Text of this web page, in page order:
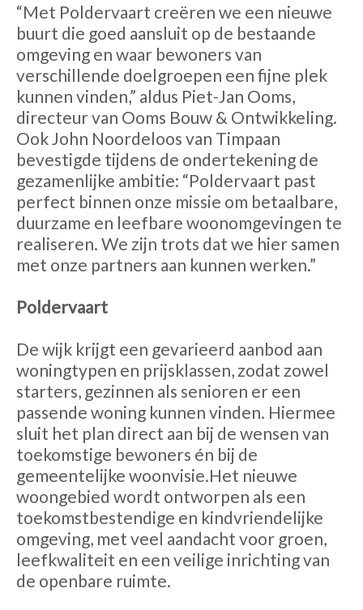
“Met Poldervaart creëren we een nieuwe
buurt die goed aansluit op de bestaande
omgeving en waar bewoners van
verschillende doelgroepen een fijne plek
kunnen vinden,” aldus Piet-Jan Ooms,
directeur van Ooms Bouw & Ontwikkeling.
Ook John Noordeloos van Timpaan
bevestigde tijdens de ondertekening de
gezamenlijke ambitie: “Poldervaart past
perfect binnen onze missie om betaalbare,
duurzame en leefbare woonomgevingen te
realiseren. We zijn trots dat we hier samen
met onze partners aan kunnen werken.”
Poldervaart
De wijk krijgt een gevarieerd aanbod aan
woningtypen en prijsklassen, zodat zowel
starters, gezinnen als senioren er een
passende woning kunnen vinden. Hiermee
sluit het plan direct aan bij de wensen van
toekomstige bewoners én bij de
gemeentelijke woonvisie.Het nieuwe
woongebied wordt ontworpen als een
toekomstbestendige en kindvriendelijke
omgeving, met veel aandacht voor groen,
leefkwaliteit en een veilige inrichting van
de openbare ruimte.